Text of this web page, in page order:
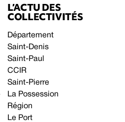
L’ACTU DES
COLLECTIVITÉS
Département
Saint-Denis
Saint-Paul
CCIR
Saint-Pierre
La Possession
Région
Le Port